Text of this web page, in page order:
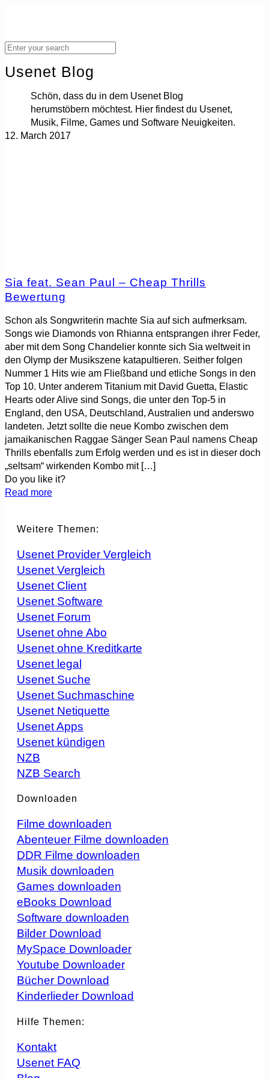
Usenet Blog
Schön, dass du in dem Usenet Blog
herumstöbern möchtest. Hier findest du Usenet,
Musik, Filme, Games und Software Neuigkeiten.
12. March 2017
Sia feat. Sean Paul – Cheap Thrills
Bewertung
Schon als Songwriterin machte Sia auf sich aufmerksam.
Songs wie Diamonds von Rhianna entsprangen ihrer Feder,
aber mit dem Song Chandelier konnte sich Sia weltweit in
den Olymp der Musikszene katapultieren. Seither folgen
Nummer 1 Hits wie am Fließband und etliche Songs in den
Top 10. Unter anderem Titanium mit David Guetta, Elastic
Hearts oder Alive sind Songs, die unter den Top-5 in
England, den USA, Deutschland, Australien und anderswo
landeten. Jetzt sollte die neue Kombo zwischen dem
jamaikanischen Raggae Sänger Sean Paul namens Cheap
Thrills ebenfalls zum Erfolg werden und es ist in dieser doch
„seltsam“ wirkenden Kombo mit[…]
Do you like it?
Read more
Weitere Themen:
Usenet Provider Vergleich
Usenet Vergleich
Usenet Client
Usenet Software
Usenet Forum
Usenet ohne Abo
Usenet ohne Kreditkarte
Usenet legal
Usenet Suche
Usenet Suchmaschine
Usenet Netiquette
Usenet Apps
Usenet kündigen
NZB
NZB Search
Downloaden
Filme downloaden
Abenteuer Filme downloaden
DDR Filme downloaden
Musik downloaden
Games downloaden
eBooks Download
Software downloaden
Bilder Download
MySpace Downloader
Youtube Downloader
Bücher Download
Kinderlieder Download
Hilfe Themen:
Kontakt
Usenet FAQ